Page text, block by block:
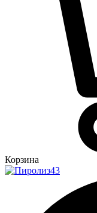
Корзина